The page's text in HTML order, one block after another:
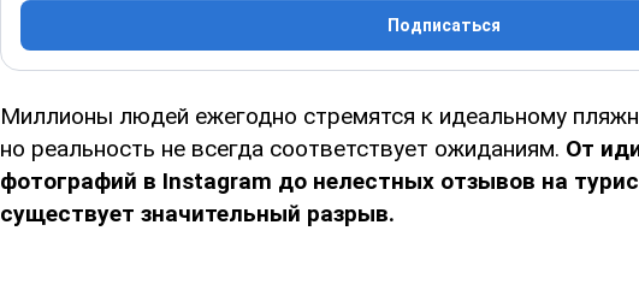
Подписаться
Миллионы людей ежегодно стремятся к идеальному
но реальность не всегда соответствует ожиданиям. От
фотографий в Instagram до нелестных отзывов на
существует значительный разрыв.